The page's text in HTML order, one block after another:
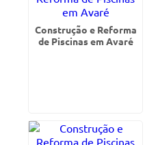
Construção e Reforma
de Piscinas em Avaré